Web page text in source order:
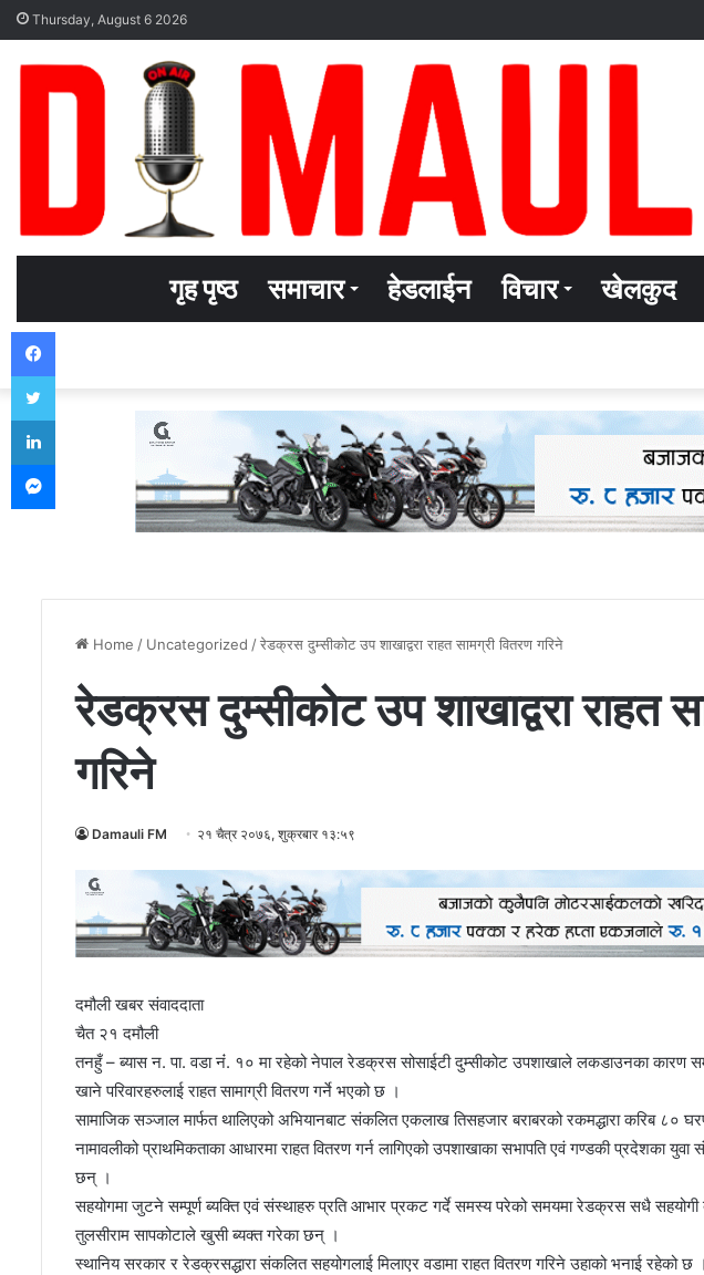
Thursday, August 6 2026
गृह पृष्ठ समाचार हेडलाईन विचार खेलकुद
Home / Uncategorized /रेडक्रस दुम्सीकोट उप शाखाद्वरा राहत सामग्री वितरण गरिने
रेडक्रस दुम्सीकोट उप शाखाद्वरा राहत
गरिने
Damauli FM २१ चैत्र २०७६, शुक्रबार १३:५९
दमौली खबर संवाददाता
चैत २१ दमौली
तनहुँ – ब्यास न. पा. वडा नंं. १० मा रहेको नेपाल रेडक्रस सोसाईटी दुम्सीकोट उपशाखाले लकडाउनका कारण
खाने परिवारहरुलाई राहत सामाग्री वितरण गर्ने भएको छ ।
सामाजिक सञ्जाल मार्फत थालिएको अभियानबाट संकलित एकलाख तिसहजार बराबरको रकमद्धारा करिब ८०
नामावलीको प्राथमिकताका आधारमा राहत वितरण गर्न लागिएको उपशाखाका सभापति एवं गण्डकी प्रदेशका
छन् ।
सहयोगमा जुटने सम्पूर्ण ब्यक्ति एवं संस्थाहरु प्रति आभार प्रकट गर्दे समस्य परेको समयमा रेडक्रस सधै सहयोगी
तुलसीराम सापकोटाले खुसी ब्यक्त गरेका छन् ।
स्थानिय सरकार र रेडक्रसद्धारा संकलित सहयोगलाई मिलाएर वडामा राहत वितरण गरिने उहाको भनाई रहेको छ